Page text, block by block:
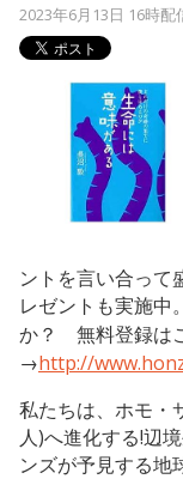
2023年6月13日 16時配
ントを言い合って
レゼントも実施中
か？ 無料登録は
→http://
私たちは、ホモ・
人)へ進化する!辺
ンズが予見する地